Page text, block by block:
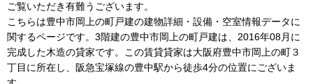
ご覧いただき有難うございます。
こちらは豊中市岡上の町戸建の建物詳細・設備・空室情報データに
関するページです。3階建の豊中市岡上の町戸建は、2016年08月に
完成した木造の貸家です。この賃貸貸家は大阪府豊中市岡上の町３
丁目に所在し、阪急宝塚線の豊中駅から徒歩4分の位置にございま